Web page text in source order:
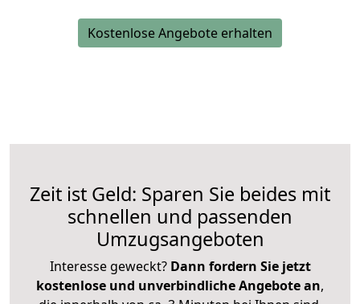
Kostenlose Angebote erhalten
Zeit ist Geld: Sparen Sie beides mit
schnellen und passenden
Umzugsangeboten
Interesse geweckt? Dann fordern Sie jetzt
kostenlose und unverbindliche Angebote an,